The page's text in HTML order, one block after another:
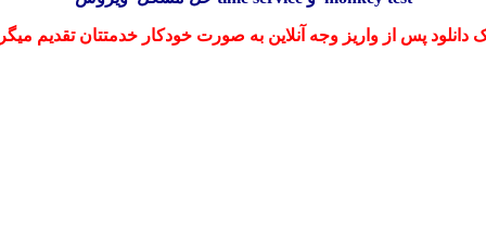
دانلود پس از واریز وجه آنلاین به صورت خودکار خدمتتان تقدیم